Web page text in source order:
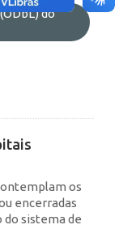
do
os
encerradas
do sistema de